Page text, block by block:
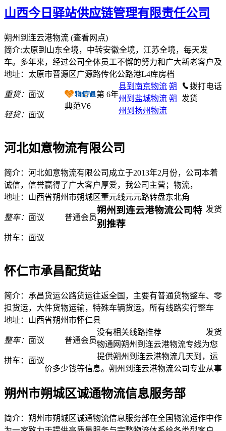
山西今日驿站供应链管理有限责任公司
朔州到连云港物流 (查看网点)
简介:太原到山东全境，中转安徽全境，江苏全境，每天发
车。多年来，经过公司全体员工不懈的努力和广大新老客户及
地址：太原市晋源区广源路传化公路港L4库房档
重货： 面议
轻货： 面议
第 6年
典范V6
拨打电话
发货
河北如意物流有限公司
简介：河北如意物流有限公司成立于2013年2月份，公司本着
诚信，信誉赢得了广大客户厚爱，我公司主营；物流，
地址：山西省朔州市朔城区董元线元元路转盘东北角
整车： 面议
拼车： 面议
普通会员
发货
怀仁市承昌配货站
简介：承昌货运公路货运往返全国，主要有普通货物整车、零
担货运，大件货物运输，特殊车辆货运。所有线路实行整车
地址：山西省朔州市怀仁县
整车： 面议
拼车： 面议
普通会员
发货
朔州市朔城区诚通物流信息服务部
简介：朔州市朔城区诚通物流信息服务部在全国物流运作中作
县到南京物流 朔
州到盐城物流 朔
州到扬州物流
朔州到连云港物流公司特
别推荐
没有相关线路推荐
物通网朔州到连云港物流专线为您
提供朔州到连云港物流几天到，运
价多少钱等信息。朔州到连云港物流公司专业从事